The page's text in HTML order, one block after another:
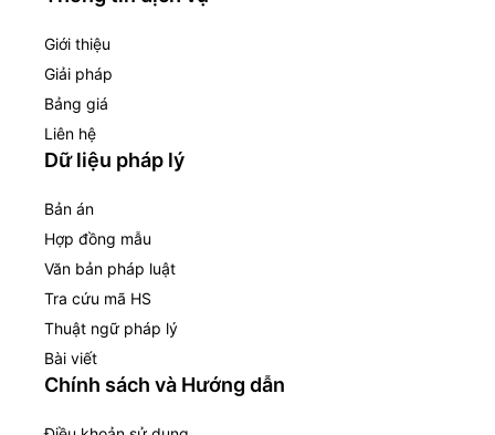
Giới thiệu
Giải pháp
Bảng giá
Liên hệ
Dữ liệu pháp lý
Bản án
Hợp đồng mẫu
Văn bản pháp luật
Tra cứu mã HS
Thuật ngữ pháp lý
Bài viết
Chính sách và Hướng dẫn